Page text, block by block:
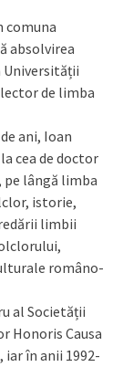
comuna
absolvirea
Universității
de limba
ani, Ioan
cea de doctor
lângă limba
istorie,
limbii
româno-
al Societății
Honoris Causa
iar în anii 1992-